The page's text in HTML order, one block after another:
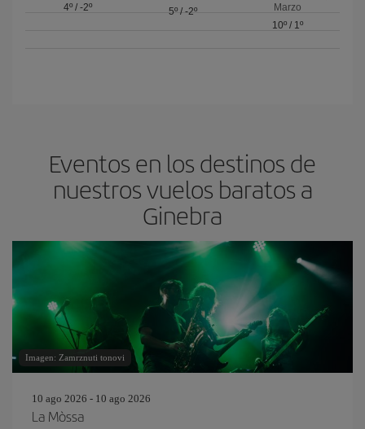
4º/ -2º
5º/ -2º
Marzo
10º/ 1º
Eventos en los destinos de
nuestros vuelos baratos a
Ginebra
Imagen: Zamrznuti tonovi
10 ago 2026 - 10 ago 2026
La Mòssa